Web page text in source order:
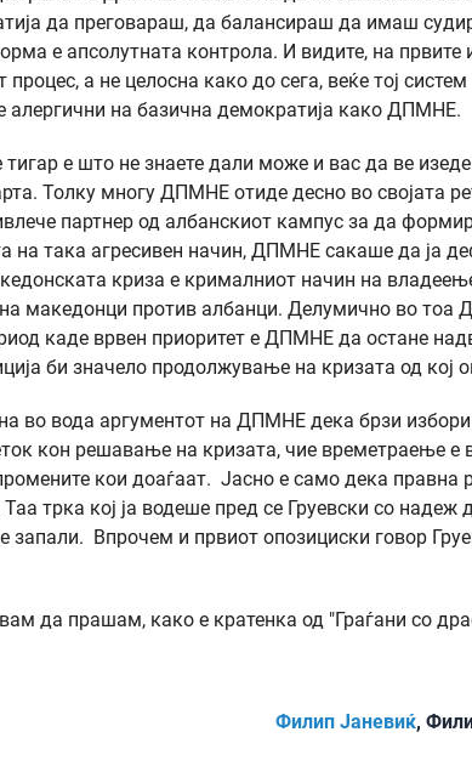
да преговараш, да балансираш да имаш
е апсолутната контрола. И видите, на
процес, а не целосна како до сега, веќе тој
алергични на базична демократија како ДПМНЕ.
тигар е што не знаете дали може и вас да ве
Толку многу ДПМНЕ отиде десно во својата
партнер од албанскиот кампус за да
на така агресивен начин, ДПМНЕ сакаше да ја
криза е крималниот начин на
македонци против албанци. Делумично во тоа
каде врвен приоритет е ДПМНЕ да остане
би значело продолжување на кризата од кој
во вода аргументот на ДПМНЕ дека брзи
кон решавање на кризата, чие времетраење
кои доаѓаат. Јасно е само дека
трка кој ја водеше пред се Груевски со надеж
запали. Впрочем и првиот опозициски говор
да прашам, како е кратенка од "Граѓани со
Филип Јаневиќ,